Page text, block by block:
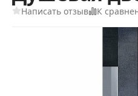
Написать отзыв К